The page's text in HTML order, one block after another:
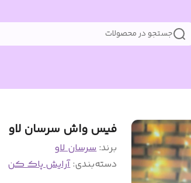
جستجو در محصولات
فیس واش سرسان لاو
برند:سرسان لاو
دسته‌بندی:آرایش پاک کن